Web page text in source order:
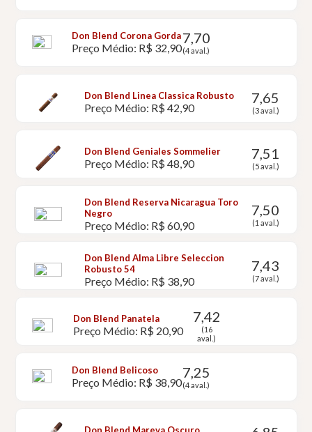
Don Blend Corona Gorda
Preço Médio: R$ 32,90
7,70
(4 aval.)
Don Blend Linea Classica Robusto
Preço Médio: R$ 42,90
7,65
(3 aval.)
Don Blend Geniales Sommelier
Preço Médio: R$ 48,90
7,51
(5 aval.)
Don Blend Reserva Nicaragua Toro
Negro
Preço Médio: R$ 60,90
7,50
(1 aval.)
Don Blend Alma Libre Seleccion
Robusto 54
Preço Médio: R$ 38,90
7,43
(7 aval.)
Don Blend Panatela
Preço Médio: R$ 20,90
7,42
(16
aval.)
Don Blend Belicoso
Preço Médio: R$ 38,90
7,25
(4 aval.)